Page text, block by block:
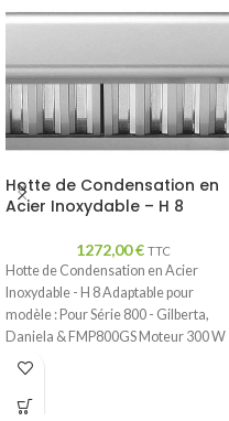
Hotte de Condensation en
Acier Inoxydable – H 8
1272,00€ TTC
Hotte de Condensation en Acier
Inoxydable - H 8 Adaptable pour
modèle : Pour Série 800 - Gilberta,
Daniela & FMP800GS Moteur 300 W
2 Vitesses - 230/1 Dim Ext : L 800 x P
avec Emballage : L 1020 x P 970 x H 500